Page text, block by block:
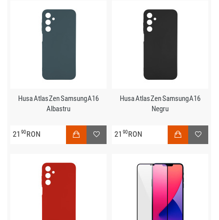
Husa Atlas Zen Samsung A16
Albastru
21 90RON
Husa Atlas Zen Samsung A16
Negru
21 90RON